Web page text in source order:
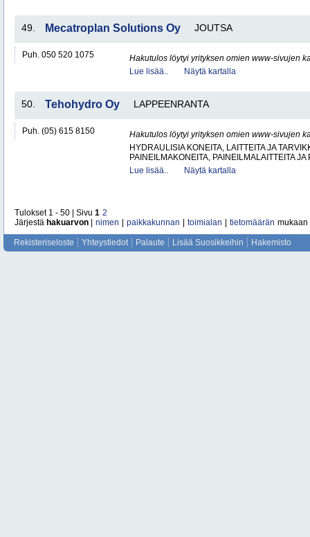
49. Mecatroplan Solutions Oy JOUTSA
Puh. 050 520 1075
Hakutulos löytyi yrityksen omien www-sivujen
Lue lisää..
Näytä kartalla
50. Tehohydro Oy LAPPEENRANTA
Puh. (05) 615 8150
Hakutulos löytyi yrityksen omien www-sivujen
HYDRAULISIA KONEITA, LAITTEITA JA
PAINEILMAKONEITA, PAINEILMALAITTEITA
Lue lisää..
Näytä kartalla
Tulokset 1 - 50 | Sivu 1 2
Järjestä hakuarvon nimen paikkakunnan toimialan tietomäärän mukaan
Rekisteriseloste Yhteystiedot Palaute Lisää Suosikkeihin Hakemisto